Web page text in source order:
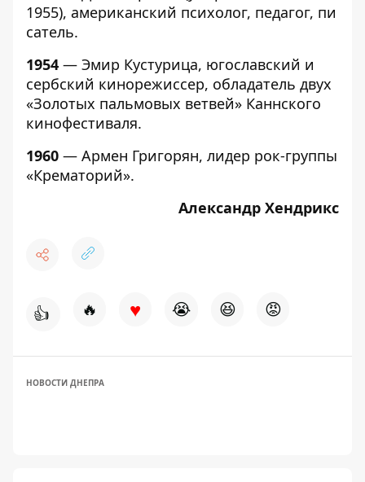
1955), американский психолог, педагог, пи
сатель.
1954 — Эмир Кустурица, югославский и
сербский кинорежиссер, обладатель двух
«Золотых пальмовых ветвей» Каннского
кинофестиваля.
1960 — Армен Григорян, лидер рок-группы
«Крематорий».
Александр Хендрикс
👍 🔥 ♥ 😭 😆 😡
НОВОСТИ ДНЕПРА